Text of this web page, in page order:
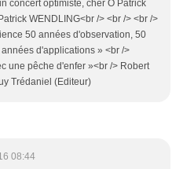
concert optimiste, cher Ô Patrick
WENDLING<br /> <br /> <br />
50 années d'observation, 50
d'applications » <br />
une pêche d'enfer »<br /> Robert
Trédaniel (Editeur)
08:44